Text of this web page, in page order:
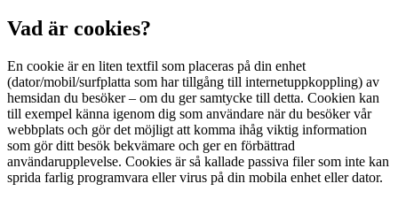
Vad är cookies?
En cookie är en liten textfil som placeras på din enhet
(dator/mobil/surfplatta som har tillgång till internetuppkoppling) av
hemsidan du besöker – om du ger samtycke till detta. Cookien kan
till exempel känna igenom dig som användare när du besöker vår
webbplats och gör det möjligt att komma ihåg viktig information
som gör ditt besök bekvämare och ger en förbättrad
användarupplevelse. Cookies är så kallade passiva filer som inte kan
sprida farlig programvara eller virus på din mobila enhet eller dator.